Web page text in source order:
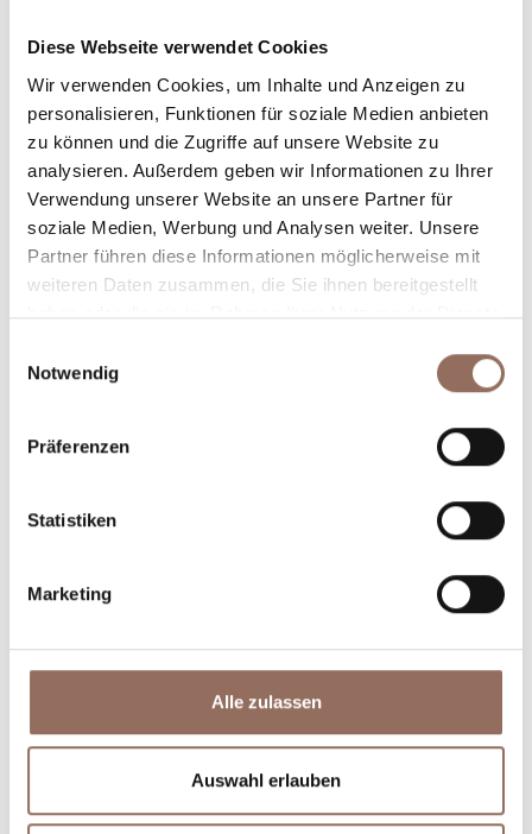
Diese Webseite verwendet Cookies
Wir verwenden Cookies, um Inhalte und Anzeigen zu
personalisieren, Funktionen für soziale Medien anbieten
zu können und die Zugriffe auf unsere Website zu
analysieren. Außerdem geben wir Informationen zu Ihrer
Verwendung unserer Website an unsere Partner für
soziale Medien, Werbung und Analysen weiter. Unsere
Partner führen diese Informationen möglicherweise mit
weiteren Daten zusammen, die Sie ihnen bereitgestellt
haben oder die sie im Rahmen Ihrer Nutzung der Dienste
Notwendig
Präferenzen
Statistiken
Marketing
Alle zulassen
Auswahl erlauben
Anzahl Badezimmer:4
Beds number:10
Plane, wo du übernachtest und isst, was du in jedem
Winkel des Langhe Monferrato Roero unternehmen
willst, mit einem Blick aufs Wetter in Echtzeit.
Trinken